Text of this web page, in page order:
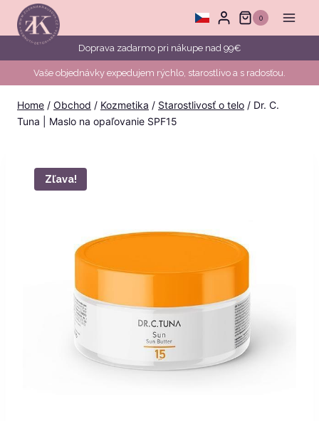
Skip
content
0
Doprava zadarmo pri nákupe nad 99€
Vaše objednávky expedujem rýchlo, starostlivo a s radosťou.
Home / Obchod / Kozmetika / Starostlivosť o telo / Dr. C.
Tuna | Maslo na opaľovanie SPF15
Zľava!